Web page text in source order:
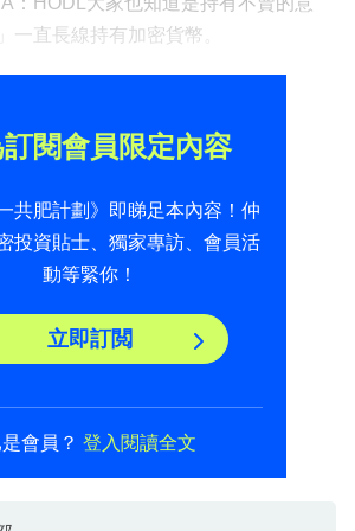
一直長線持有加密貨幣。
訂閱會員限定內容
共肥計劃》即睇足本內容！仲
投資貼士、獨家專訪、會員活
動等緊你！
立即訂閲
會員？ 登入閱讀全文